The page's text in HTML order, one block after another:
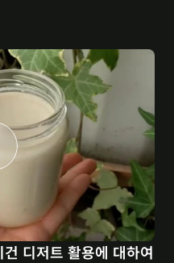
디저트 활용에 대하여